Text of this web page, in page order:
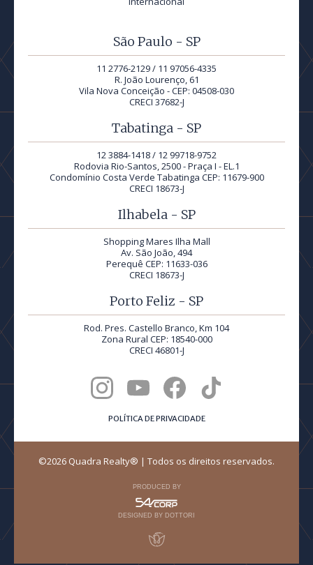
São Paulo - SP
11 2776-2129 / 11 97056-4335
R. João Lourenço, 61
Vila Nova Conceição - CEP: 04508-030
CRECI 37682-J
Tabatinga - SP
12 3884-1418 / 12 99718-9752
Rodovia Rio-Santos, 2500 - Praça I - EL.1
Condomínio Costa Verde Tabatinga CEP: 11679-900
CRECI 18673-J
Ilhabela - SP
Shopping Mares Ilha Mall
Av. São João, 494
Perequê CEP: 11633-036
CRECI 18673-J
Porto Feliz - SP
Rod. Pres. Castello Branco, Km 104
Zona Rural CEP: 18540-000
CRECI 46801-J
POLÍTICA DE PRIVACIDADE
©2026 Quadra Realty® | Todos os direitos reservados.
PRODUCED BY
DESIGNED BY DOTTORI